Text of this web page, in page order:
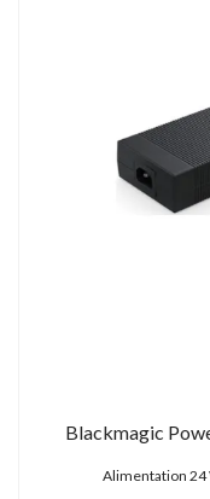
Blackmagic
Alimentation 24